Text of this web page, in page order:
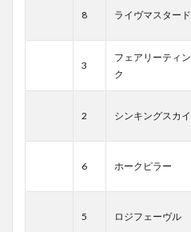
8 ライヴマスタード
3
フェアリーティン
ク
2 シンキングスカイ
6 ホークピラー
5 ロジフェーヴル